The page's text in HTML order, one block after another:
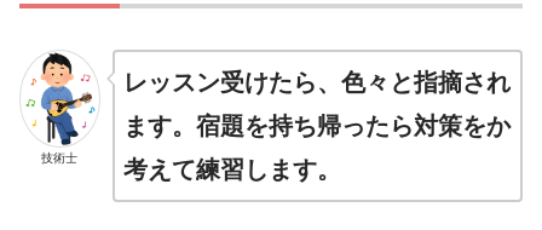
技術士
レッスン受けたら、色々と指摘され
ます。宿題を持ち帰ったら対策をか
考えて練習します。